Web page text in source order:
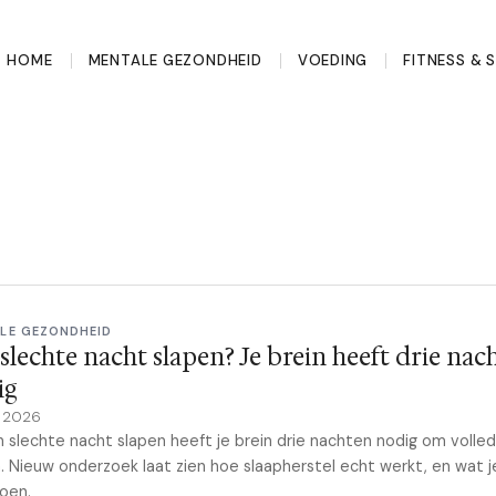
HOME MENTALE GEZONDHEID VOEDING FITNESS &
GEZONDHEID
nacht slapen? Je brein heeft drie
2026
slechte nacht slapen heeft je brein drie nachten nodig om
Nieuw onderzoek laat zien hoe slaapherstel echt werkt, en wat